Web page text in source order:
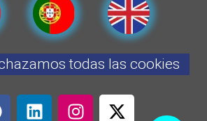
todas las cookies